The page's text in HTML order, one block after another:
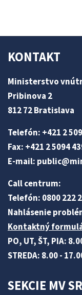
KONTAKT
Ministerstvo
Pribinova 2
812 72 Bratislava
Telefón: +421 2
Fax: +421 2 5094
E-mail:
Call centrum:
Telefón: 0800 222
Nahlásenie
Kontaktný
PO, UT, ŠT, PIA:
STREDA: 8.00 -
SEKCIE MV SR